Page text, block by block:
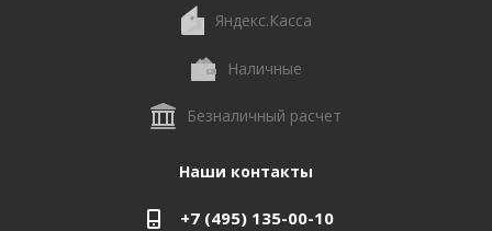
Яндекс.Касса
Наличные
Безналичный расчет
Наши контакты
+7 (495) 135-00-10